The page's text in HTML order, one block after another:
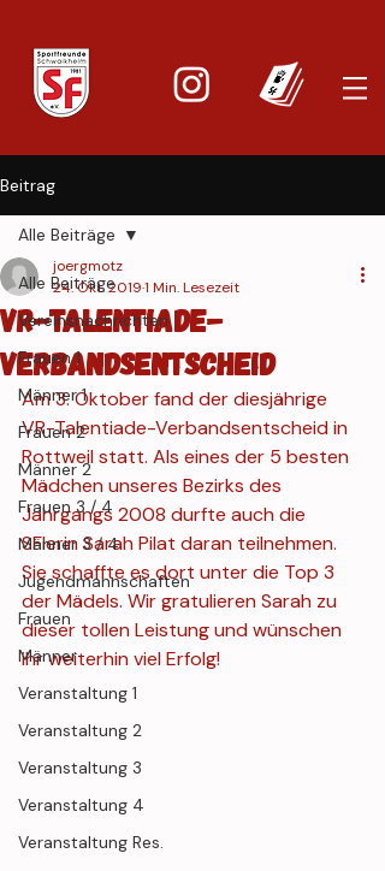
Beitrag
Alle Beiträge
Vereinsnachrichten
Frauen 1
Männer 1
Frauen 2
Männer 2
Frauen 3 / 4
Männer 3 / 4
Jugendmannschaften
Frauen
Männer
Veranstaltung 1
Veranstaltung 2
Veranstaltung 3
Veranstaltung 4
Veranstaltung Res.
Alle Beiträge
VR-Talentiade-
Verbandsentscheid
joergmotz
24. Okt. 20191 Min. Lesezeit
Am 3. Oktober fand der diesjährige
VR-Talentiade-Verbandsentscheid in
Rottweil statt. Als eines der 5 besten
Mädchen unseres Bezirks des
Jahrgangs 2008 durfte auch die
SFlerin Sarah Pilat daran teilnehmen.
Sie schaffte es dort unter die Top 3
der Mädels. Wir gratulieren Sarah zu
dieser tollen Leistung und wünschen
ihr weiterhin viel Erfolg!